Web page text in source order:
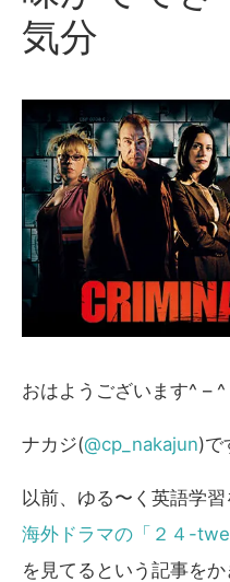
気分
おはようございます^ – ^
ナカジ(@cp_nakajun)で
以前、ゆる〜く英語学
海外ドラマの「２４-
を見てるという記事をか